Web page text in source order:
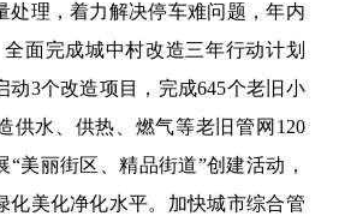
处理，着力解决停车难问题，年内
面完成城中村改造三年行动计划
动3个改造项目，完成645个老旧小
供水、供热、燃气等老旧管网120
“美丽街区、精品街道”创建活动，
化美化净化水平。加快城市综合管